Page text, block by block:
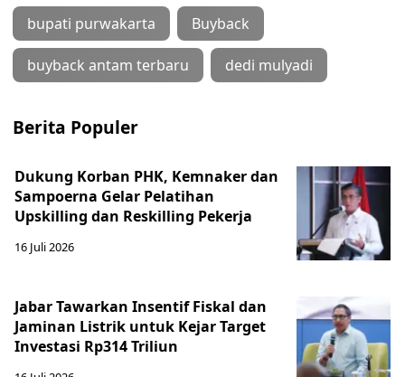
bupati purwakarta Buyback
buyback antam terbaru dedi mulyadi
Berita Populer
Dukung Korban PHK, Kemnaker dan
Sampoerna Gelar Pelatihan
Upskilling dan Reskilling Pekerja
16 Juli 2026
Jabar Tawarkan Insentif Fiskal dan
Jaminan Listrik untuk Kejar Target
Investasi Rp314 Triliun